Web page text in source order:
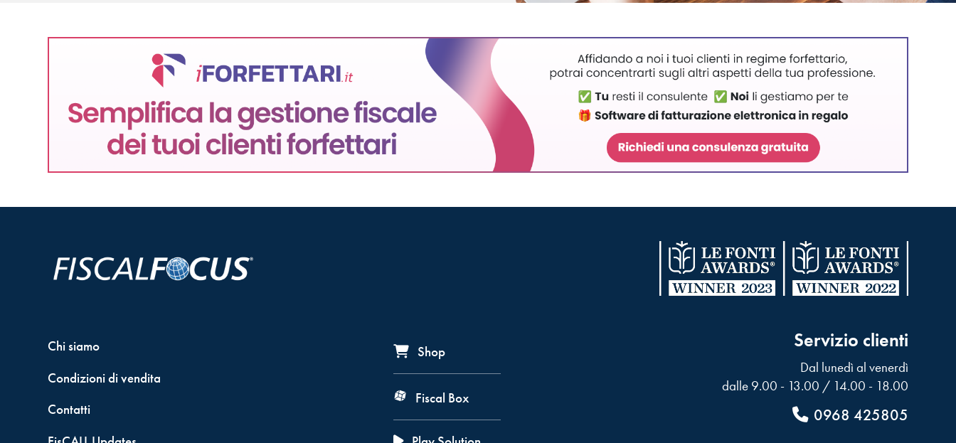
Chi siamo
Condizioni di vendita
Contatti
Shop
Fiscal Box
Servizio clienti
Dal lunedì al venerdì
dalle 9.00 - 13.00 / 14.00 - 18.00
0968 425805